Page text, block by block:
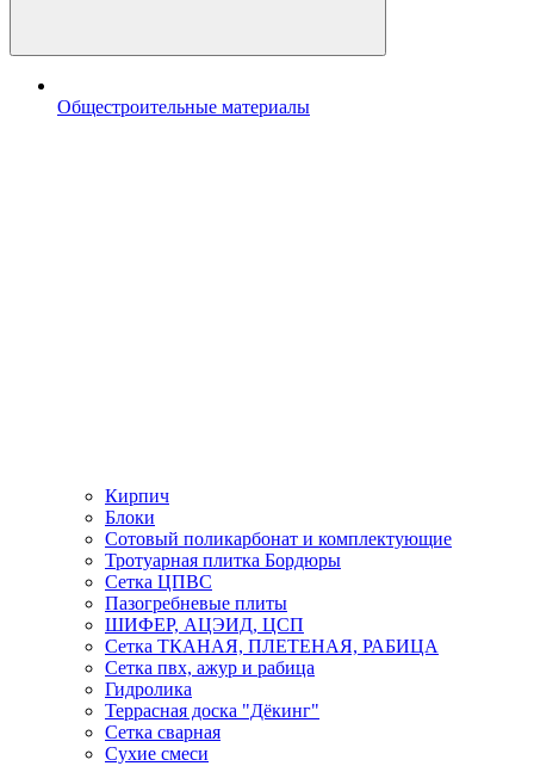
Общестроительные материалы
Кирпич
Блоки
Сотовый поликарбонат и комплектующие
Тротуарная плитка Бордюры
Сетка ЦПВС
Пазогребневые плиты
ШИФЕР, АЦЭИД, ЦСП
Сетка ТКАНАЯ, ПЛЕТЕНАЯ, РАБИЦА
Сетка пвх, ажур и рабица
Гидролика
Террасная доска "Дёкинг"
Сетка сварная
Сухие смеси